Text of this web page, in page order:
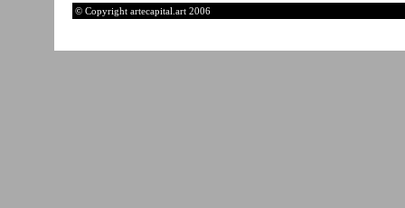
© Copyright artecapital.art 2006